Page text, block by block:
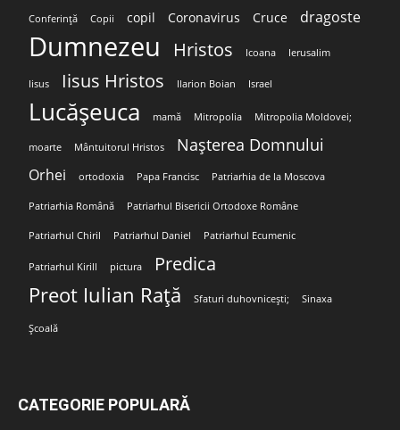
Conferință Copii copil Coronavirus Cruce dragoste
Dumnezeu Hristos Icoana Ierusalim
Iisus Iisus Hristos Ilarion Boian Israel
Lucășeuca mamă Mitropolia Mitropolia Moldovei;
moarte Mântuitorul Hristos Nașterea Domnului
Orhei ortodoxia Papa Francisc Patriarhia de la Moscova
Patriarhia Română Patriarhul Bisericii Ortodoxe Române
Patriarhul Chiril Patriarhul Daniel Patriarhul Ecumenic
Patriarhul Kirill pictura Predica
Preot Iulian Rață Sfaturi duhovnicești; Sinaxa
Școală
CATEGORIE POPULARĂ